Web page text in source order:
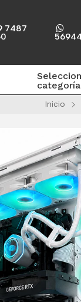
7487
categoría
Inicio